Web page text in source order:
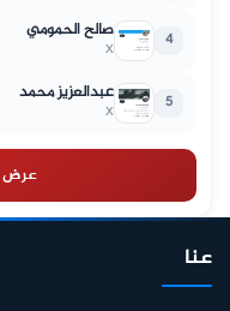
4 صالح الحمومي
X
5 عبدالعزيز محمد
X
عرض
عنا